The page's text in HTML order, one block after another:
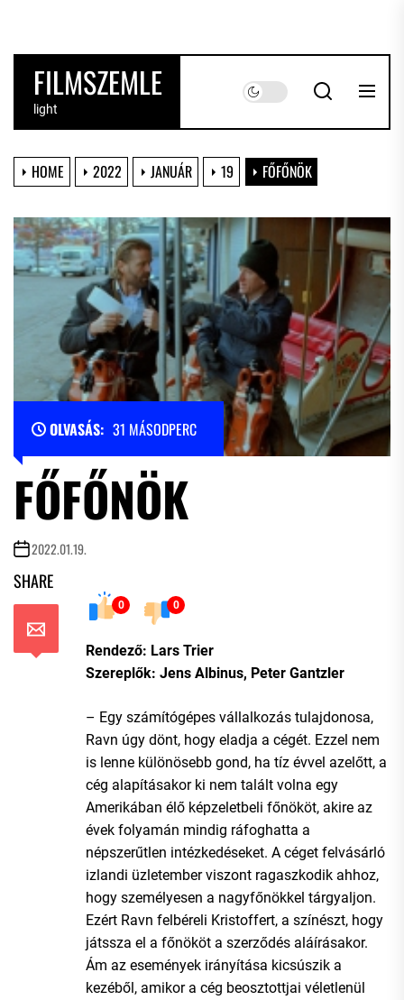
the
contentFILMSZEMLE
light
HOME 2022 JANUÁR 19 FŐFŐNÖK
OLVASÁS: 31 MÁSODPERC
FŐFŐNÖK
2022.01.19.
SHARE
0 0
Rendező: Lars Trier
Szereplők: Jens Albinus, Peter Gantzler
– Egy számítógépes vállalkozás tulajdonosa,
Ravn úgy dönt, hogy eladja a cégét. Ezzel nem
is lenne különösebb gond, ha tíz évvel azelőtt, a
cég alapításakor ki nem talált volna egy
Amerikában élő képzeletbeli főnököt, akire az
évek folyamán mindig ráfoghatta a
népszerűtlen intézkedéseket. A céget felvásárló
izlandi üzletember viszont ragaszkodik ahhoz,
hogy személyesen a nagyfőnökkel tárgyaljon.
Ezért Ravn felbéreli Kristoffert, a színészt, hogy
játssza el a főnököt a szerződés aláírásakor.
Ám az események irányítása kicsúszik a
kezéből, amikor a cég beosztottjai véletlenül